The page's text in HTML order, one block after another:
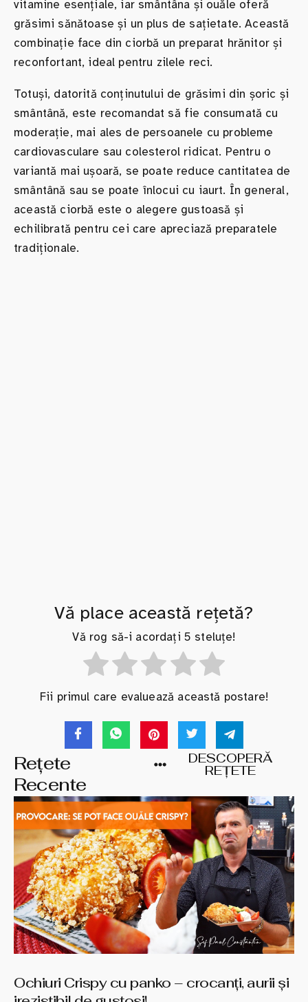
vitamine esențiale, iar smântâna și ouăle oferă
grăsimi sănătoase și un plus de sațietate. Această
combinație face din ciorbă un preparat hrănitor și
reconfortant, ideal pentru zilele reci.
Totuși, datorită conținutului de grăsimi din șoric și
smântână, este recomandat să fie consumată cu
moderație, mai ales de persoanele cu probleme
cardiovasculare sau colesterol ridicat. Pentru o
variantă mai ușoară, se poate reduce cantitatea de
smântână sau se poate înlocui cu iaurt. În general,
această ciorbă este o alegere gustoasă și
echilibrată pentru cei care apreciază preparatele
tradiționale.
Vă place această rețetă?
Vă rog să-i acordați 5 steluțe!
Fii primul care evaluează această postare!
Rețete
Recente
DESCOPERĂ
REȚETE
Ochiuri Crispy cu panko – crocanți, aurii și